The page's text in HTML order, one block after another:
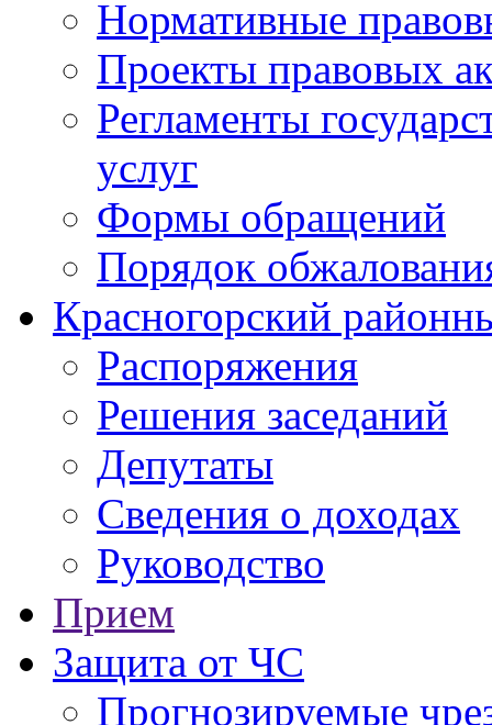
Нормативные
Проекты правовых
Регламенты
услуг
Формы обращений
Порядок
Красногорский
Распоряжения
Решения заседаний
Депутаты
Сведения о доходах
Руководство
Прием
Защита от ЧС
Прогнозируемые